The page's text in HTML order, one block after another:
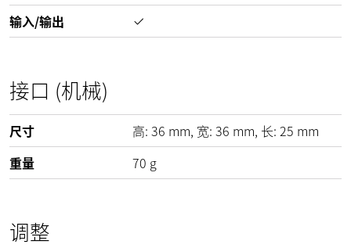
输入/输出
接口 (机械)
尺寸 高: 36 mm, 宽: 36 mm, 长: 25 mm
重量
70 g
调整